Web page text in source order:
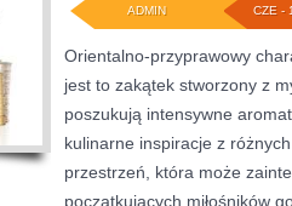
CZE -
ADMIN
Orientalno-przyprawowy
jest to zakątek stworzony z
poszukują intensywne
kulinarne inspiracje z
przestrzeń, która może
początkujących miłośników